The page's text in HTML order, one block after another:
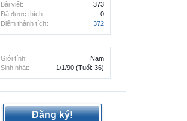
Bài viết:
373
Đã được thích:
0
Điểm thành tích:
372
Giới tính:
Nam
Sinh nhật:
1/1/90 (Tuổi: 36)
Đăng ký!